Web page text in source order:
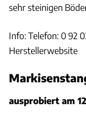
sehr steinigen
Info: Telefon: 0 92
Herstellerwebsite
ausprobiert am